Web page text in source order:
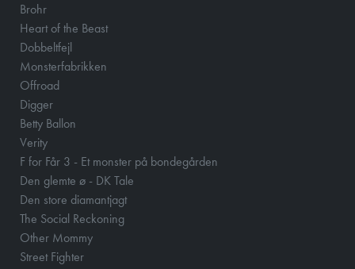
Brohr
Heart of the Beast
Dobbeltfejl
Monsterfabrikken
Offroad
Digger
Betty Ballon
Verity
F for Får 3 - Et monster på bondegården
Den glemte ø - DK Tale
Den store diamantjagt
The Social Reckoning
Other Mommy
Street Fighter